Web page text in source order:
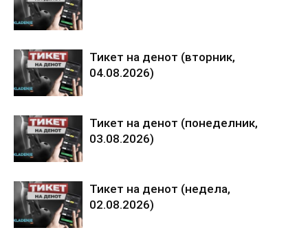
Тикет на денот (вторник,
04.08.2026)
Тикет на денот (понеделник,
03.08.2026)
Тикет на денот (недела,
02.08.2026)